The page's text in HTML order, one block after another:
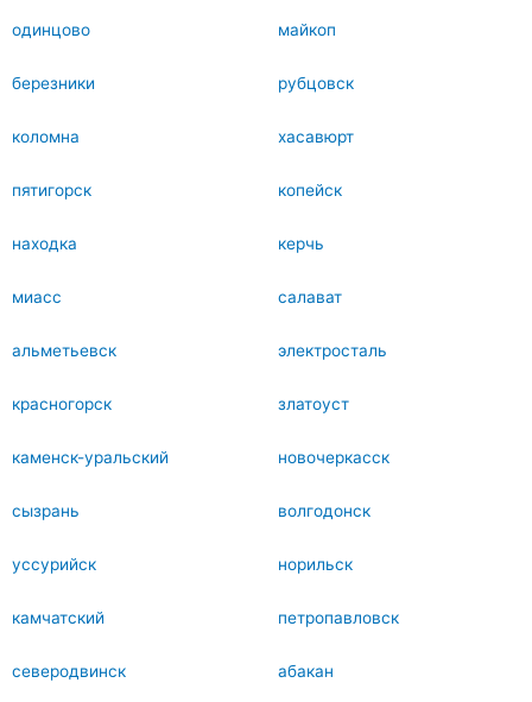
одинцово майкоп
березники рубцовск
коломна хасавюрт
пятигорск копейск
находка керчь
миасс салават
альметьевск электросталь
красногорск златоуст
каменск-уральский новочеркасск
сызрань волгодонск
уссурийск норильск
камчатский петропавловск
северодвинск абакан